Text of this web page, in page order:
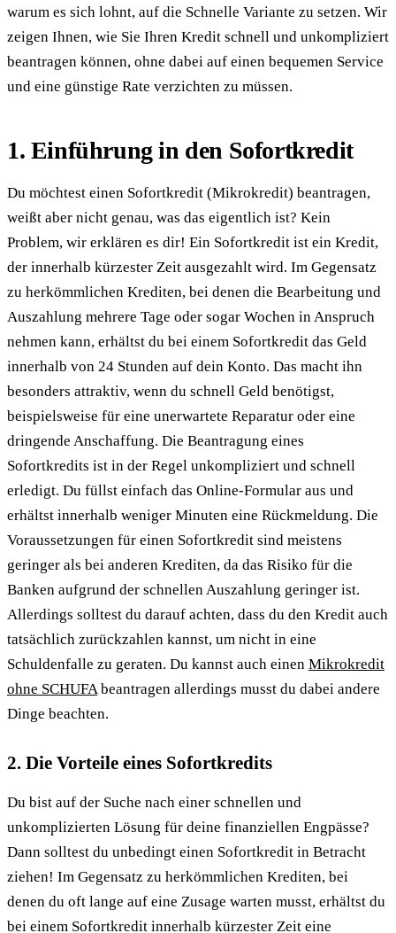
warum es sich lohnt, auf die Schnelle Variante zu setzen. Wir
zeigen Ihnen, wie Sie Ihren Kredit schnell und unkompliziert
beantragen können, ohne dabei auf einen bequemen Service
und eine günstige Rate verzichten zu müssen.
1. Einführung in den Sofortkredit
Du möchtest einen Sofortkredit (Mikrokredit) beantragen,
weißt aber nicht genau, was das eigentlich ist? Kein
Problem, wir erklären es dir! Ein Sofortkredit ist ein Kredit,
der innerhalb kürzester Zeit ausgezahlt wird. Im Gegensatz
zu herkömmlichen Krediten, bei denen die Bearbeitung und
Auszahlung mehrere Tage oder sogar Wochen in Anspruch
nehmen kann, erhältst du bei einem Sofortkredit das Geld
innerhalb von 24 Stunden auf dein Konto. Das macht ihn
besonders attraktiv, wenn du schnell Geld benötigst,
beispielsweise für eine unerwartete Reparatur oder eine
dringende Anschaffung. Die Beantragung eines
Sofortkredits ist in der Regel unkompliziert und schnell
erledigt. Du füllst einfach das Online-Formular aus und
erhältst innerhalb weniger Minuten eine Rückmeldung. Die
Voraussetzungen für einen Sofortkredit sind meistens
geringer als bei anderen Krediten, da das Risiko für die
Banken aufgrund der schnellen Auszahlung geringer ist.
Allerdings solltest du darauf achten, dass du den Kredit auch
tatsächlich zurückzahlen kannst, um nicht in eine
Schuldenfalle zu geraten. Du kannst auch einen Mikrokredit
ohne SCHUFAbeantragen allerdings musst du dabei andere
Dinge beachten.
2. Die Vorteile eines Sofortkredits
Du bist auf der Suche nach einer schnellen und
unkomplizierten Lösung für deine finanziellen Engpässe?
Dann solltest du unbedingt einen Sofortkredit in Betracht
ziehen! Im Gegensatz zu herkömmlichen Krediten, bei
denen du oft lange auf eine Zusage warten musst, erhältst du
bei einem Sofortkredit innerhalb kürzester Zeit eine